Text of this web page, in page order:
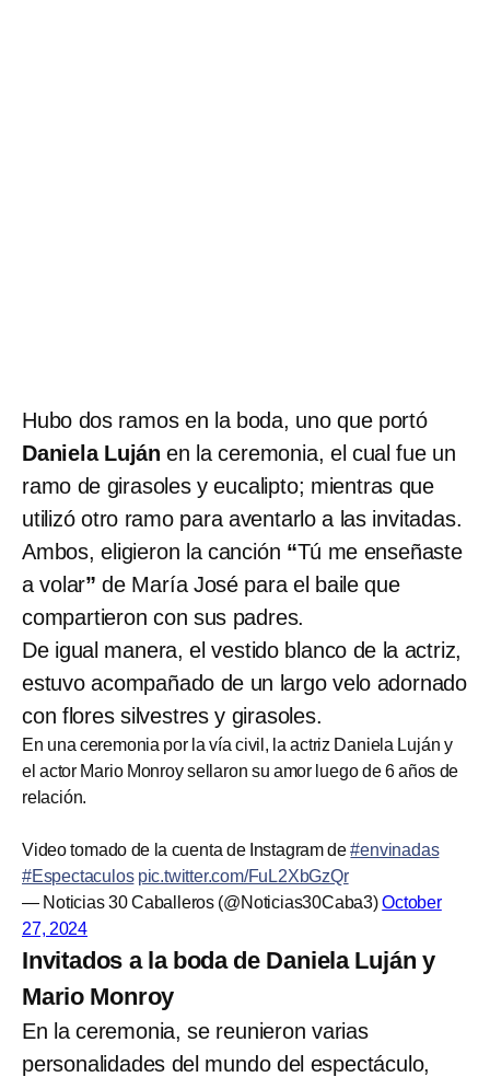
Hubo dos ramos en la boda, uno que portó
Daniela Luján en la ceremonia, el cual fue un
ramo de girasoles y eucalipto; mientras que
utilizó otro ramo para aventarlo a las invitadas.
Ambos, eligieron la canción “Tú me enseñaste
a volar” de María José para el baile que
compartieron con sus padres.
De igual manera, el vestido blanco de la actriz,
estuvo acompañado de un largo velo adornado
con flores silvestres y girasoles.
En una ceremonia por la vía civil, la actriz Daniela Luján y
el actor Mario Monroy sellaron su amor luego de 6 años de
relación.
Video tomado de la cuenta de Instagram de#envinadas
#Espectaculos pic.twitter.com/FuL2XbGzQr
— Noticias 30 Caballeros (@Noticias30Caba3)October
27, 2024
Invitados a la boda de Daniela Luján y
Mario Monroy
En la ceremonia, se reunieron varias
personalidades del mundo del espectáculo,